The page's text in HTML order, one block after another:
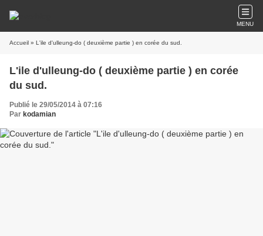
MENU
Accueil » L'ile d'ulleung-do ( deuxième partie ) en corée du sud.
L'ile d'ulleung-do ( deuxième partie ) en corée
du sud.
Publié le 29/05/2014 à 07:16
Par kodamian